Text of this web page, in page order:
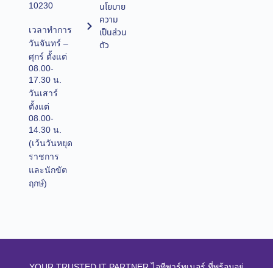
10230
เวลาทำการ
วันจันทร์ –
ศุกร์ ตั้งแต่
08.00-
17.30 น.
วันเสาร์
ตั้งแต่
08.00-
14.30 น.
(เว้นวันหยุด
ราชการ
และนักขัต
ฤกษ์)
นโยบาย
ความ
เป็นส่วน
ตัว